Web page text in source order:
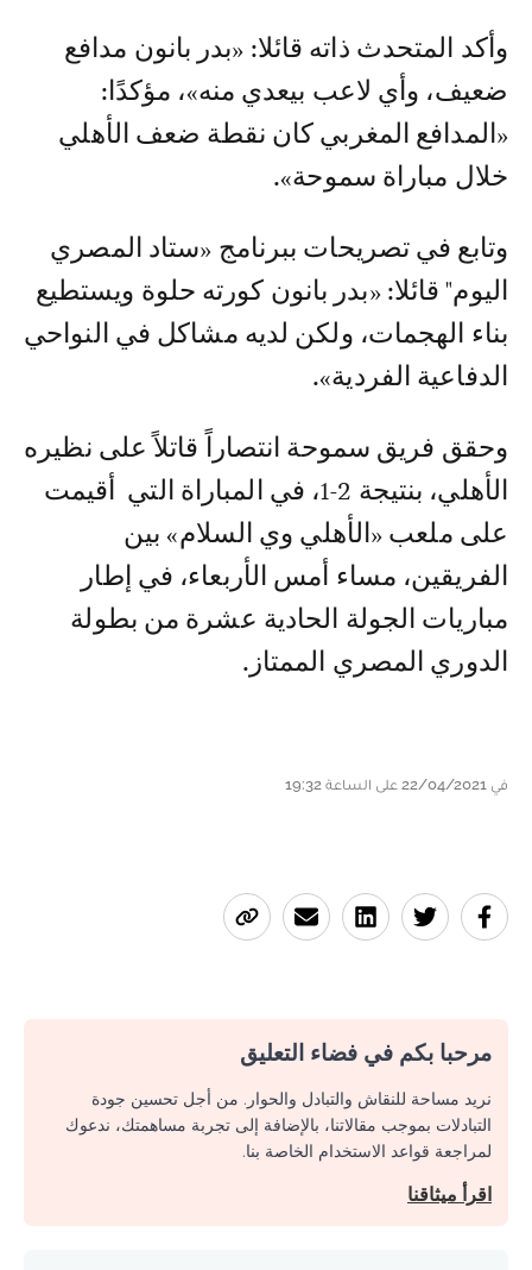
وأكد المتحدث ذاته قائلا: «بدر بانون مدافع
ضعيف، وأي لاعب بيعدي منه»، مؤكدًا:
«المدافع المغربي كان نقطة ضعف الأهلي
خلال مباراة سموحة».
وتابع في تصريحات ببرنامج «ستاد المصري
اليوم" قائلا: «بدر بانون كورته حلوة ويستطيع
بناء الهجمات، ولكن لديه مشاكل في النواحي
الدفاعية الفردية».
وحقق فريق سموحة انتصاراً قاتلاً على نظيره
الأهلي، بنتيجة 2-1، في المباراة التي أقيمت
على ملعب «الأهلي وي السلام» بين
الفريقين، مساء أمس الأربعاء، في إطار
مباريات الجولة الحادية عشرة من بطولة
الدوري المصري الممتاز.
في 22/04/2021 على الساعة 19:32
مرحبا بكم في فضاء التعليق
نريد مساحة للنقاش والتبادل والحوار. من أجل تحسين جودة
التبادلات بموجب مقالاتنا، بالإضافة إلى تجربة مساهمتك، ندعوك
لمراجعة قواعد الاستخدام الخاصة بنا.
اقرأ ميثاقنا